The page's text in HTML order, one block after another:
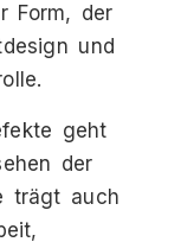
Form, der
und
geht
der
trägt auch